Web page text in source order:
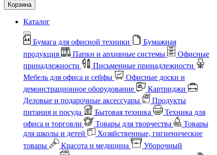
Корзина
Каталог
Бумага для офисной техники
Бумажная
продукция
Папки и архивные системы
Офисные
принадлежности
Письменные принадлежности
Мебель для офиса и сейфы
Офисные доски и
демонстрационное оборудование
Картриджи
Деловые и подарочные аксессуары
Продукты
питания и посуда
Бытовая техника
Техника для
офиса и торговли
Товары для творчества
Товары
для школы и детей
Хозяйственные, гигиенические
товары
Красота и медицина
Уборочный